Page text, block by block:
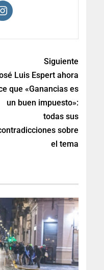
Siguiente
Luis Espert ahora
que «Ganancias es
un buen impuesto»:
todas sus
sobre
el tema